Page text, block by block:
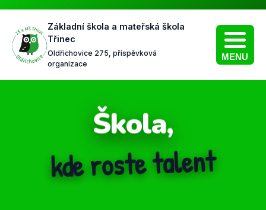
Základní škola a mateřská škola
Třinec
Oldřichovice 275, příspěvková
organizace
MENU
Škola,
kde vládne přátelství